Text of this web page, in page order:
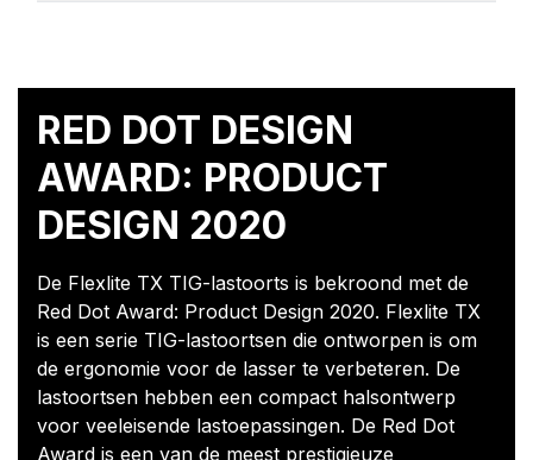
RED DOT DESIGN
AWARD: PRODUCT
DESIGN 2020
De Flexlite TX TIG-lastoorts is bekroond met de
Red Dot Award: Product Design 2020. Flexlite TX
is een serie TIG-lastoortsen die ontworpen is om
de ergonomie voor de lasser te verbeteren. De
lastoortsen hebben een compact halsontwerp
voor veeleisende lastoepassingen. De Red Dot
Award is een van de meest prestigieuze